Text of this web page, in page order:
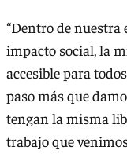
“Dentro de nuestra
impacto social, la
accesible para
paso más que
tengan la misma
trabajo que